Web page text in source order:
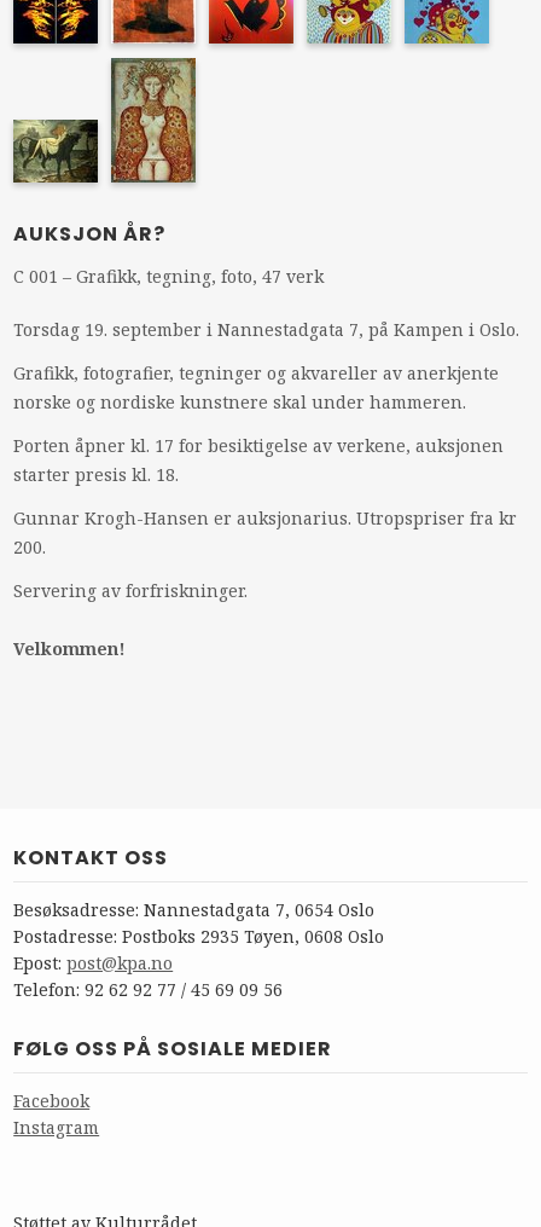
AUKSJON ÅR?
C 001 – Grafikk, tegning, foto, 47 verk
Torsdag 19. september i Nannestadgata 7, på Kampen i Oslo.
Grafikk, fotografier, tegninger og akvareller av anerkjente
norske og nordiske kunstnere skal under hammeren.
Porten åpner kl. 17 for besiktigelse av verkene, auksjonen
starter presis kl. 18.
Gunnar Krogh-Hansen er auksjonarius. Utropspriser fra kr
200.
Servering av forfriskninger.
Velkommen!
KONTAKT OSS
Besøksadresse: Nannestadgata 7, 0654 Oslo
Postadresse: Postboks 2935 Tøyen, 0608 Oslo
Epost:post@kpa.no
Telefon: 92 62 92 77 / 45 69 09 56
FØLG OSS PÅ SOSIALE MEDIER
Facebook
Instagram